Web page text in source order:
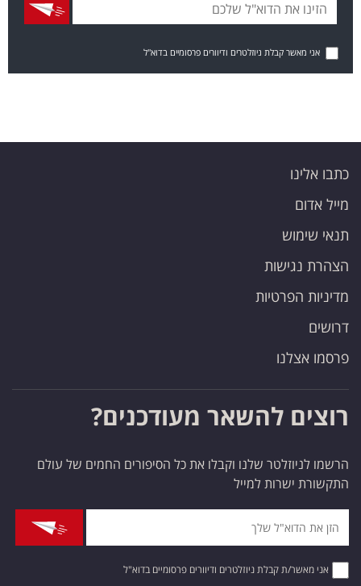
אני מאשר קבלת ניוזלטרים ודיוורים פרסומיים בדוא"ל
כתבו אלינו
מייל אדום
תנאי שימוש
הצהרת נגישות
מדיניות הפרטיות
דרושים
פרסמו אצלנו
רוצים להשאר מעודכנים?
הרשמו לניוזלטר שלנו וקבלו את כל הסיפורים החמים של עולם
התקשורת ישרות למייל
אני מאשר/ת קבלת ניוזלטרים ודיוורים פרסומיים בדוא"ל